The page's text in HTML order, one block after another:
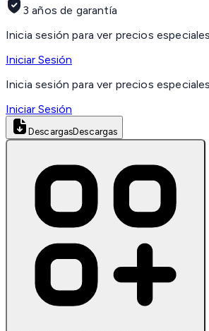
3 años de garantía
Inicia sesión para ver precios especiales
Iniciar Sesión
Inicia sesión para ver precios especiales
Iniciar Sesión
DescargasDescargas